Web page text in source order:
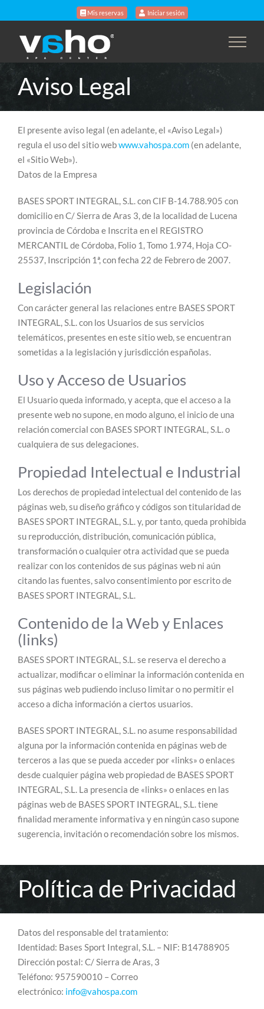
to
content
Mis reservas Iniciar sesión
Aviso Legal
El presente aviso legal (en adelante, el «Aviso Legal»)
regula el uso del sitio webwww.vahospa.com (en adelante,
el «Sitio Web»).
Datos de la Empresa
BASES SPORT INTEGRAL, S.L. con CIF B-14.788.905 con
domicilio en C/ Sierra de Aras 3, de la localidad de Lucena
provincia de Córdoba e Inscrita en el REGISTRO
MERCANTIL de Córdoba, Folio 1, Tomo 1.974, Hoja CO-
25537, Inscripción 1ª, con fecha 22 de Febrero de 2007.
Legislación
Con carácter general las relaciones entre BASES SPORT
INTEGRAL, S.L. con los Usuarios de sus servicios
telemáticos, presentes en este sitio web, se encuentran
sometidas a la legislación y jurisdicción españolas.
Uso y Acceso de Usuarios
El Usuario queda informado, y acepta, que el acceso a la
presente web no supone, en modo alguno, el inicio de una
relación comercial con BASES SPORT INTEGRAL, S.L. o
cualquiera de sus delegaciones.
Propiedad Intelectual e Industrial
Los derechos de propiedad intelectual del contenido de las
páginas web, su diseño gráfico y códigos son titularidad de
BASES SPORT INTEGRAL, S.L. y, por tanto, queda prohibida
su reproducción, distribución, comunicación pública,
transformación o cualquier otra actividad que se pueda
realizar con los contenidos de sus páginas web ni aún
citando las fuentes, salvo consentimiento por escrito de
BASES SPORT INTEGRAL, S.L.
Contenido de la Web y Enlaces
(links)
BASES SPORT INTEGRAL, S.L. se reserva el derecho a
actualizar, modificar o eliminar la información contenida en
sus páginas web pudiendo incluso limitar o no permitir el
acceso a dicha información a ciertos usuarios.
BASES SPORT INTEGRAL, S.L. no asume responsabilidad
alguna por la información contenida en páginas web de
terceros a las que se pueda acceder por «links» o enlaces
desde cualquier página web propiedad de BASES SPORT
INTEGRAL, S.L. La presencia de «links» o enlaces en las
páginas web de BASES SPORT INTEGRAL, S.L. tiene
finalidad meramente informativa y en ningún caso supone
sugerencia, invitación o recomendación sobre los mismos.
Política de Privacidad
Datos del responsable del tratamiento:
Identidad: Bases Sport Integral, S.L. – NIF: B14788905
Dirección postal: C/ Sierra de Aras, 3
Teléfono: 957590010 – Correo
electrónico: info@vahospa.com